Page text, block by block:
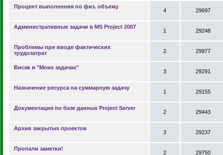
Процент выполнения по физ. объему
4 29697
Административные задачи в MS Project 2007
1 29248
Проблемы при вводе фактических
трудозатрат
2 29977
Висяк в "Моих задачах"
3 29291
Назначение ресурса на суммарную задачу
1 29155
Документация по базе данных Project Server
2 29443
Архив закрытых проектов
3 29237
Пропали заметки!
2 29750